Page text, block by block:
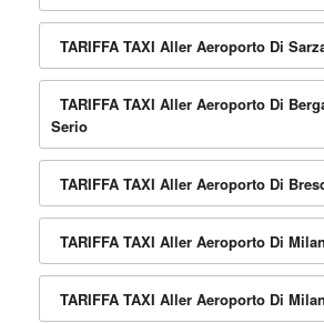
TARIFFA TAXI Aller Aeroporto Di
TARIFFA TAXI Aller Aeroporto Di
Serio
TARIFFA TAXI Aller Aeroporto Di
TARIFFA TAXI Aller Aeroporto Di
TARIFFA TAXI Aller Aeroporto Di